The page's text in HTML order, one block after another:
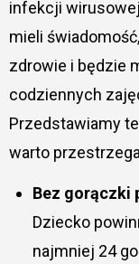
infekcji
mieli
zdrowie i będzie
codziennych
Przedstawiamy
warto
Bez gorączki
Dziecko
najmniej 24